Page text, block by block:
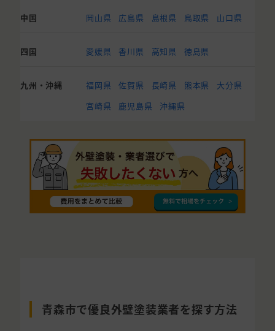
中国 岡山県 広島県 島根県 鳥取県 山口県
四国 愛媛県 香川県 高知県 徳島県
九州・沖縄 福岡県 佐賀県 長崎県 熊本県
大分県
宮崎県
鹿児島県 沖縄県
青森市で優良外壁塗装業者を探す方法